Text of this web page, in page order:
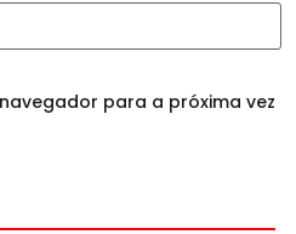
para a próxima vez